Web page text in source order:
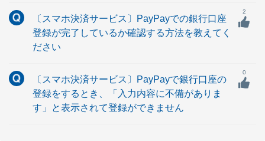
〔スマホ決済サービス〕PayPayでの銀行口座
登録が完了しているか確認する方法を教えてく
ださい
2
〔スマホ決済サービス〕PayPayで銀行口座の
登録をするとき、「入力内容に不備がありま
す」と表示されて登録ができません
0